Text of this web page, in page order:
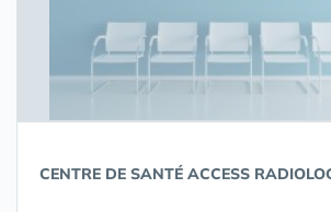
CENTRE DE SANTÉ ACCESS